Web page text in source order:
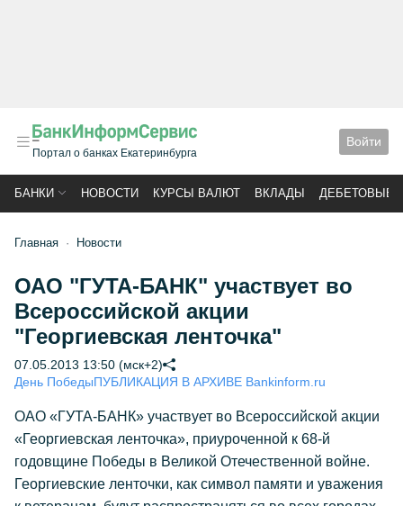
Портал о банках Екатеринбурга
Войти
БАНКИ НОВОСТИ КУРСЫ ВАЛЮТ ВКЛАДЫ ДЕБЕТОВЫЕ
Главная Новости
ОАО "ГУТА-БАНК" участвует во
Всероссийской акции
"Георгиевская ленточка"
07.05.2013 13:50 (мск+2)
День ПобедыПУБЛИКАЦИЯ В АРХИВЕ Bankinform.ru
ОАО «ГУТА-БАНК» участвует во Всероссийской акции
«Георгиевская ленточка», приуроченной к 68-й
годовщине Победы в Великой Отечественной войне.
Георгиевские ленточки, как символ памяти и уважения